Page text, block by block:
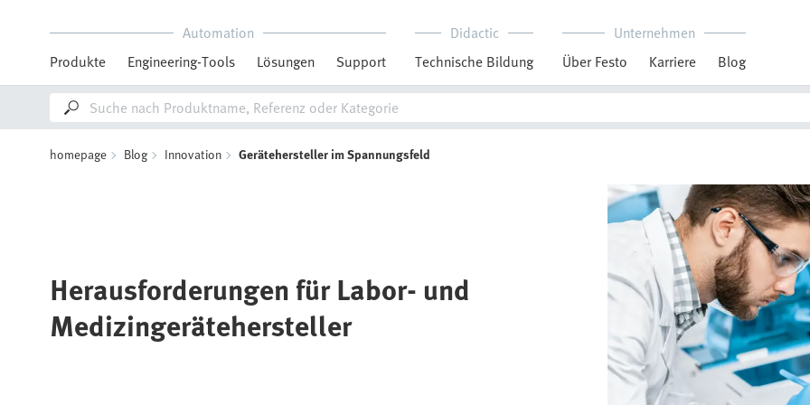
Automation
Produkte
Engineering-Tools Lösungen Support
Didactic
Technische Bildung
Unternehmen
Über Festo
Karriere Blog
homepage Blog Innovation Gerätehersteller im Spannungsfeld
Herausforderungen für Labor- und
Medizingerätehersteller